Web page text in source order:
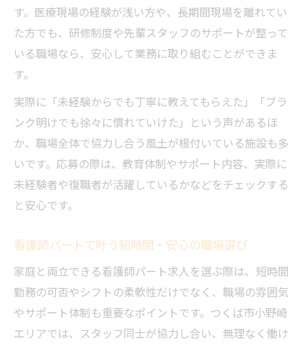
す。医療現場の経験が浅い方や、長期間現場を離れてい
た方でも、研修制度や先輩スタッフのサポートが整って
いる職場なら、安心して業務に取り組むことができま
す。
実際に「未経験からでも丁寧に教えてもらえた」「ブラ
ンク明けでも徐々に慣れていけた」という声があるほ
か、職場全体で協力し合う風土が根付いている施設も多
いです。応募の際は、教育体制やサポート内容、実際に
未経験者や復職者が活躍しているかなどをチェックする
と安心です。
看護師パートで叶う短時間・安心の職場選び
家庭と両立できる看護師パート求人を選ぶ際は、短時間
勤務の可否やシフトの柔軟性だけでなく、職場の雰囲気
やサポート体制も重要なポイントです。つくば市小野崎
エリアでは、スタッフ同士が協力し合い、無理なく働け